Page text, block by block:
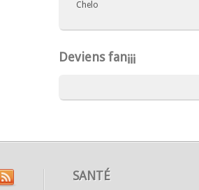
Chelo
Deviens fan¡¡¡
SANTÉ